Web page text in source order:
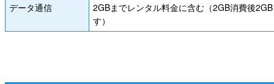
データ通信
2GBまでレンタル料金に含む（2GB消費後
す）